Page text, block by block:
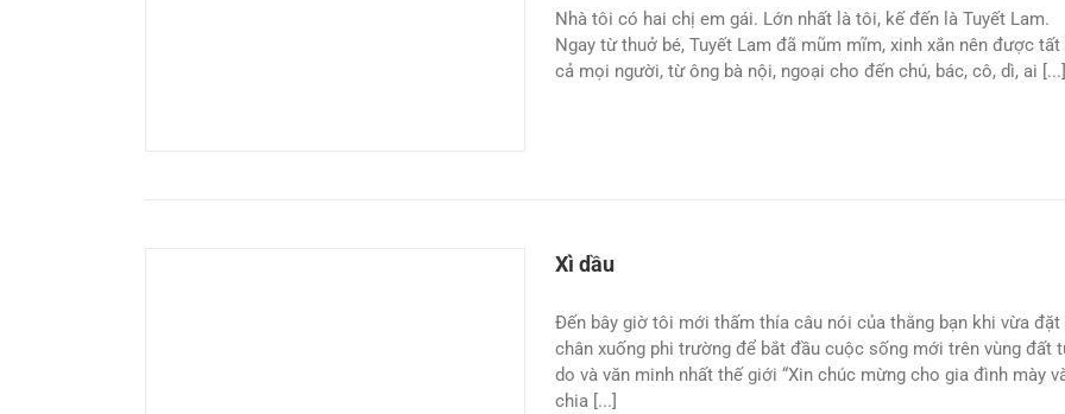
Nhà tôi có hai chị em gái. Lớn nhất là tôi, kế đến là Tuyết Lam.
Ngay từ thuở bé, Tuyết Lam đã mũm mĩm, xinh xắn nên được tất
cả mọi người, từ ông bà nội, ngoại cho đến chú, bác, cô, dì, ai [...]
Xì dầu
Ðến bây giờ tôi mới thấm thía câu nói của thằng bạn khi vừa đặt
chân xuống phi trường để bắt đầu cuộc sống mới trên vùng đất
do và văn minh nhất thế giới “Xin chúc mừng cho gia đình mày
chia [...]